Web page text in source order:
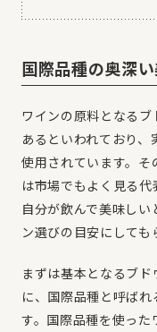
国際品種の奥深
ワインの原料となる
あるといわれており
使用されています。
は市場でもよく見る代
自分が飲んで美味し
ン選びの目安にしても
まずは基本となるブ
に、国際品種と呼ば
す。国際品種を使っ